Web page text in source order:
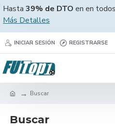
Hasta 39% de DTO en en
Más Detalles
INICIAR SESIÓN REGISTRARSE
Buscar
Buscar